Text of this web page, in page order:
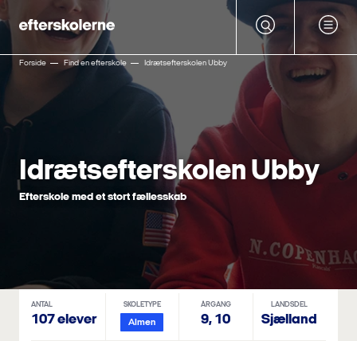
Forside Find en efterskole Idrætsefterskolen Ubby
Idrætsefterskolen Ubby
Efterskole med et stort fællesskab
ANTAL
107 elever
SKOLETYPE
Almen
ÅRGANG
9, 10
LANDSDEL
Sjælland